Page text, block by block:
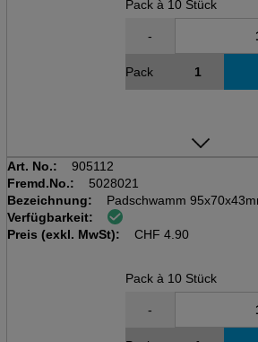
Pack à 10 Stück
-
Pack
Art. No.:
905112
Fremd.No.:
5028021
Bezeichnung:
Padschwamm
Pack à 10 Stück,
Scheuervlies weiss
Verfügbarkeit:
Preis (exkl. MwSt):
CHF 4.90
Pack à 10 Stück
-